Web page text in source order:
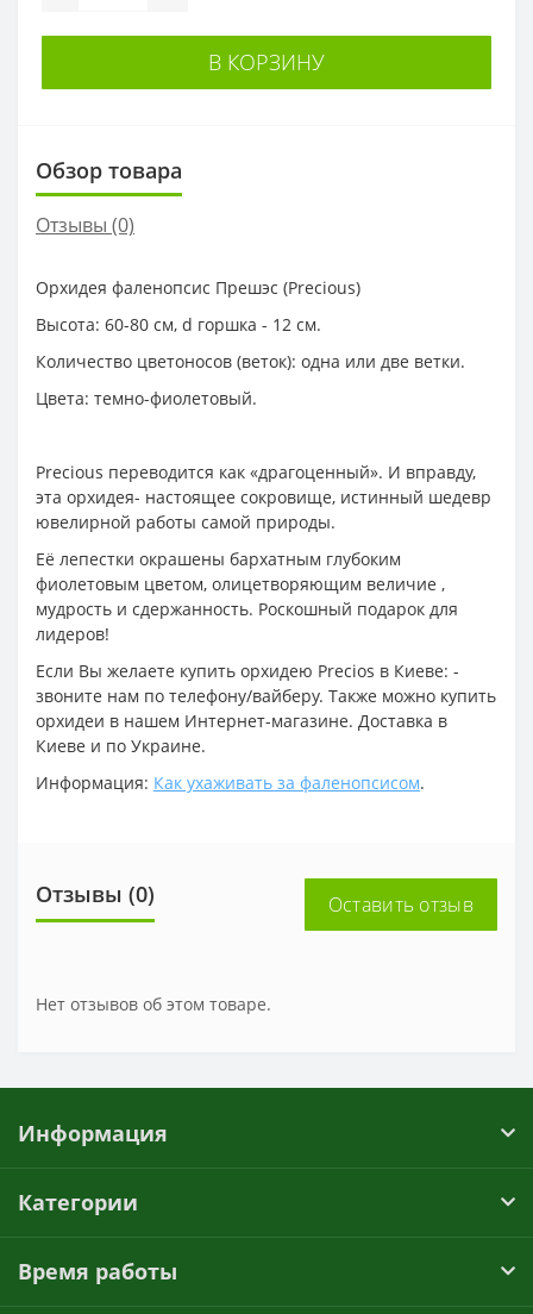
В КОРЗИНУ
Обзор товара
Отзывы (0)
Орхидея фаленопсис Прешэс (Precious)
Высота: 60-80 см, d горшка - 12 см.
Количество цветоносов (веток): одна или две ветки.
Цвета: темно-фиолетовый.
Precious переводится как «драгоценный». И вправду,
эта орхидея- настоящее сокровище, истинный шедевр
ювелирной работы самой природы.
Её лепестки окрашены бархатным глубоким
фиолетовым цветом, олицетворяющим величие ,
мудрость и сдержанность. Роскошный подарок для
лидеров!
Если Вы желаете купить орхидею Precios в Киеве: -
звоните нам по телефону/вайберу. Также можно купить
орхидеи в нашем Интернет-магазине. Доставка в
Киеве и по Украине.
Информация: Как ухаживать за фаленопсисом.
Отзывы (0) Оставить отзыв
Нет отзывов об этом товаре.
Информация
Категории
Время работы